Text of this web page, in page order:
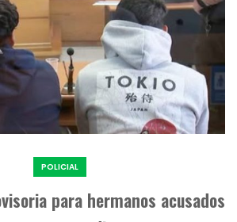
POLICIAL
para hermanos acusados